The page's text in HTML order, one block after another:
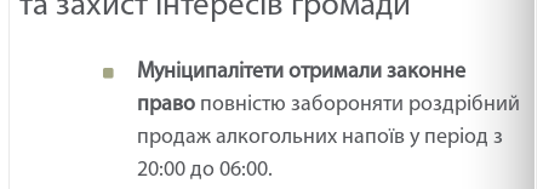
Муніципалітети отримали законне
право повністю забороняти роздрібний
продаж алкогольних напоїв у період з
20:00 до 06:00.